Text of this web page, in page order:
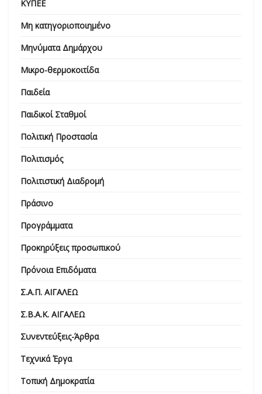
ΚΥΠΕΕ
Μη κατηγοριοποιημένο
Μηνύματα Δημάρχου
Μικρο-θερμοκοιτίδα
Παιδεία
Παιδικοί Σταθμοί
Πολιτική Προστασία
Πολιτισμός
Πολιτιστική Διαδρομή
Πράσινο
Προγράμματα
Προκηρύξεις προσωπικού
Πρόνοια Επιδόματα
Σ.Α.Π. ΑΙΓΑΛΕΩ
Σ.Β.Α.Κ. ΑΙΓΑΛΕΩ
Συνεντεύξεις-Άρθρα
Τεχνικά Έργα
Τοπική Δημοκρατία